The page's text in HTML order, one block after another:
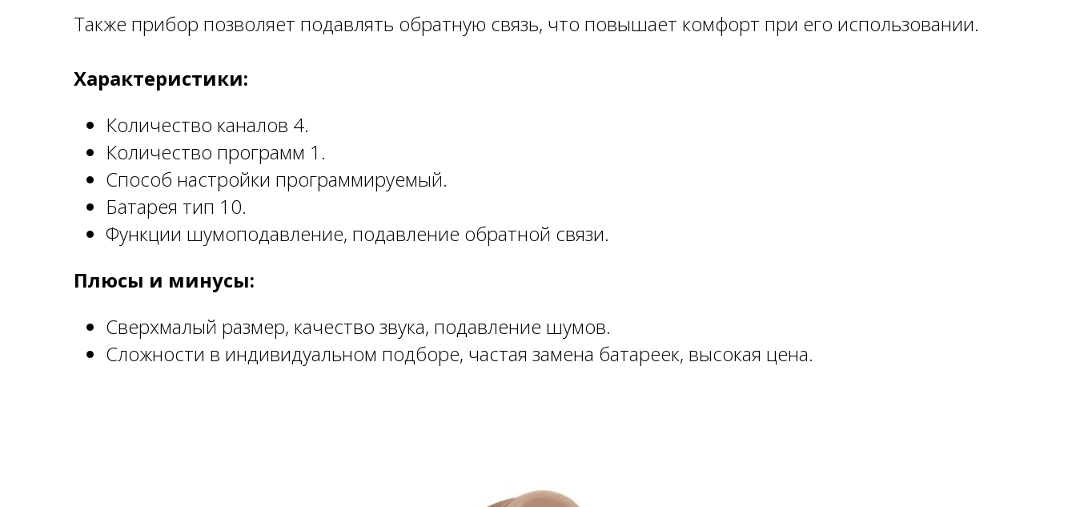
Также прибор позволяет подавлять обратную связь, что повышает комфорт при его использовании.
Характеристики:
Количество каналов 4.
Количество программ 1.
Способ настройки программируемый.
Батарея тип 10.
Функции шумоподавление, подавление обратной связи.
Плюсы и минусы:
Сверхмалый размер, качество звука, подавление шумов.
Сложности в индивидуальном подборе, частая замена батареек, высокая цена.